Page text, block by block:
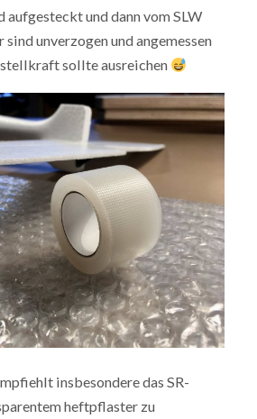
aufgesteckt und dann vom SLW
unverzogen und angemessen
sollte ausreichen
insbesondere das SR-
heftpflaster zu